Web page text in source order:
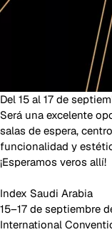
Del 15 al 17 de
Será una excelente
salas de espera,
funcionalidad y
¡Esperamos veros allí!
Index Saudi Arabia
15–17 de septiembre
International